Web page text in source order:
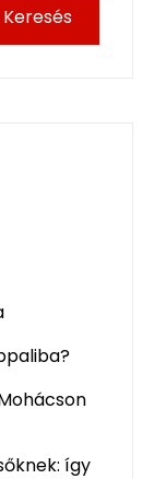
Keresés
így